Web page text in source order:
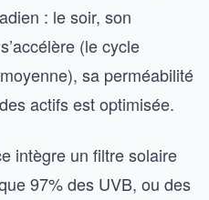
: le soir, son
(le cycle
sa perméabilité
actifs est optimisée.
intègre un filtre solaire
97% des UVB, ou des